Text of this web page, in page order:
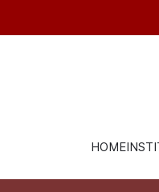
HOME